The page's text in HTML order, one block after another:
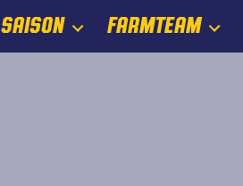
SAISON FARMTEAM